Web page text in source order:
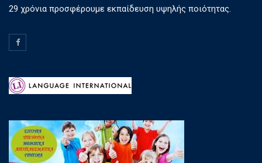
29 χρόνια προσφέρουμε εκπαίδευση υψηλής ποιότητας.